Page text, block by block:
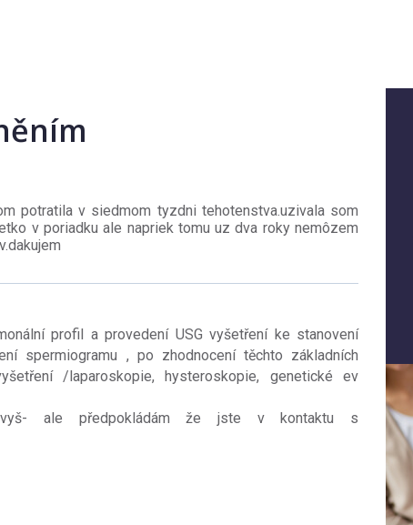
potratila v siedmom tyzdni tehotenstva.uzivala som
v poriadku ale napriek tomu uz dva roky nemôzem
profil a provedení USG vyšetření ke stanovení
spermiogramu , po zhodnocení těchto základních
/laparoskopie, hysteroskopie, genetické ev
vyš- ale předpokládám že jste v kontaktu s